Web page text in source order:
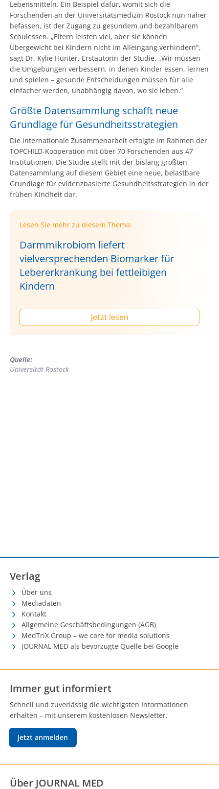
Lebensmitteln. Ein Beispiel dafür, womit sich die
Forschenden an der Universitätsmedizin Rostock nun näher
befassen, ist der Zugang zu gesundem und bezahlbarem
Schulessen. „Eltern leisten viel, aber sie können
Übergewicht bei Kindern nicht im Alleingang verhindern",
sagt Dr. Kylie Hunter, Erstautorin der Studie. „Wir müssen
die Umgebungen verbessern, in denen Kinder essen, lernen
und spielen – gesunde Entscheidungen müssen für alle
einfacher werden, unabhängig davon, wo sie leben.“
Größte Datensammlung schafft neue
Grundlage für Gesundheitsstrategien
Die internationale Zusammenarbeit erfolgte im Rahmen der
TOPCHILD-Kooperation mit über 70 Forschenden aus 47
Institutionen. Die Studie stellt mit der bislang größten
Datensammlung auf diesem Gebiet eine neue, belastbare
Grundlage für evidenzbasierte Gesundheitsstrategien in der
frühen Kindheit dar.
Lesen Sie mehr zu diesem Thema:
Darmmikrobiom liefert
vielversprechenden Biomarker für
Lebererkrankung bei fettleibigen
Kindern
Jetzt lesen
Quelle:
Universität Rostock
Verlag
Über uns
Mediadaten
Kontakt
Allgemeine Geschäftsbedingungen (AGB)
MedTriX Group – we care for media solutions
JOURNAL MED als bevorzugte Quelle bei Google
Immer gut informiert
Schnell und zuverlässig die wichtigsten Informationen
erhalten – mit unserem kostenlosen Newsletter.
Jetzt anmelden
Über JOURNAL MED